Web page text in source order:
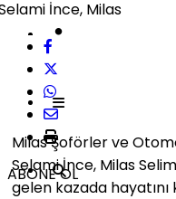
ABONE OL
Milas Şoförler ve
Selami İnce, Milas
gelen kazada